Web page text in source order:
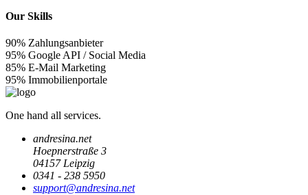
Our Skills
90% Zahlungsanbieter
95% Google API / Social Media
85% E-Mail Marketing
95% Immobilienportale
One hand all services.
andresina.net
Hoepnerstraße 3
04157 Leipzig
0341 - 238 5950
support@andresina.net